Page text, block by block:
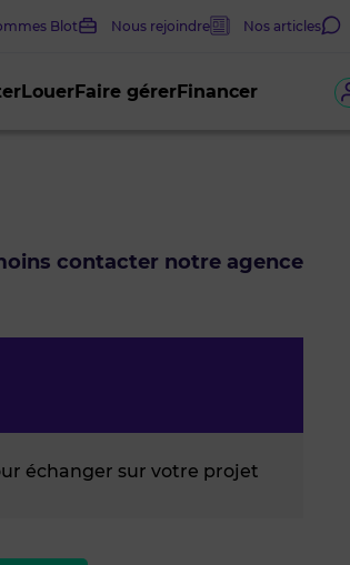
LouerFaire gérerFinancer
Blot Nous rejoindre Nos articles
contacter notre agence
échanger sur votre projet